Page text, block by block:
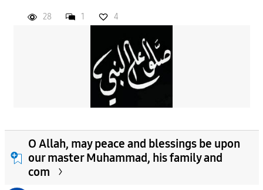
28 1 4
O Allah, may peace and blessings be upon
our master Muhammad, his family and
com